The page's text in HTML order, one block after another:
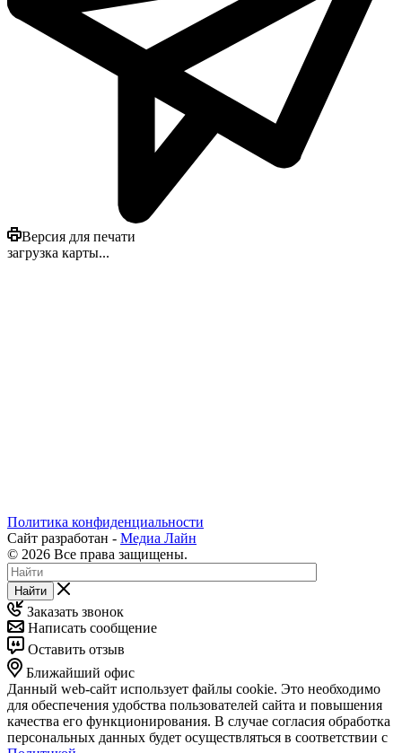
Версия для печати
загрузка карты...
Политика конфиденциальности
Сайт разработан - Медиа Лайн
© 2026 Все права защищены.
Найти
Заказать звонок
Написать сообщение
Оставить отзыв
Ближайший офис
Данный web-сайт использует файлы cookie. Это необходимо
для обеспечения удобства пользователей сайта и повышения
качества его функционирования. В случае согласия обработка
персональных данных будет осуществляться в соответствии с